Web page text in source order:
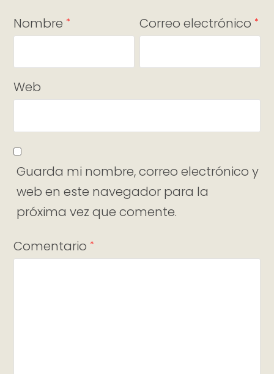
Nombre * Correo electrónico *
Web
Guarda mi nombre, correo electrónico y
web en este navegador para la
próxima vez que comente.
Comentario *